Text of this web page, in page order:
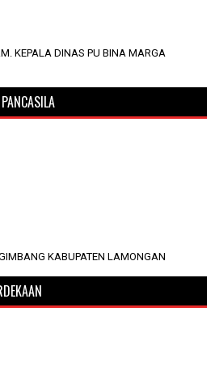
KEPALA DINAS PU BINA MARGA
KABUPATEN LAMONGAN